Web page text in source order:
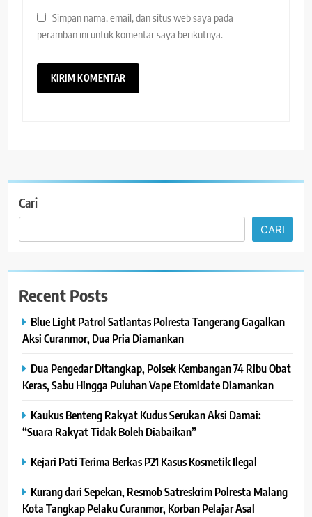
Simpan nama, email, dan situs web saya pada
peramban ini untuk komentar saya berikutnya.
Cari
CARI
Recent Posts
Blue Light Patrol Satlantas Polresta Tangerang Gagalkan
Aksi Curanmor, Dua Pria Diamankan
Dua Pengedar Ditangkap, Polsek Kembangan 74 Ribu Obat
Keras, Sabu Hingga Puluhan Vape Etomidate Diamankan
Kaukus Benteng Rakyat Kudus Serukan Aksi Damai:
“Suara Rakyat Tidak Boleh Diabaikan”
Kejari Pati Terima Berkas P21 Kasus Kosmetik Ilegal
Kurang dari Sepekan, Resmob Satreskrim Polresta Malang
Kota Tangkap Pelaku Curanmor, Korban Pelajar Asal